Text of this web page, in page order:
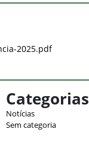
2025.pdf
Categorias
Notícias
Sem categoria